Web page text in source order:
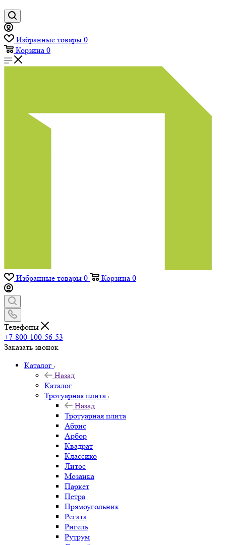
Избранные товары 0
Корзина 0
Избранные товары 0 Корзина 0
Телефоны
+7-800-100-56-53
Заказать звонок
Каталог
Назад
Каталог
Тротуарная плита
Назад
Тротуарная плита
Абрис
Арбор
Квадрат
Классико
Литос
Мозаика
Паркет
Петра
Прямоугольник
Регата
Ригель
Рутрум